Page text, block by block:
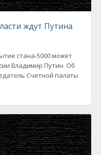
ждут Путина
стана-5000 может
Владимир Путин. Об
Счетной палаты